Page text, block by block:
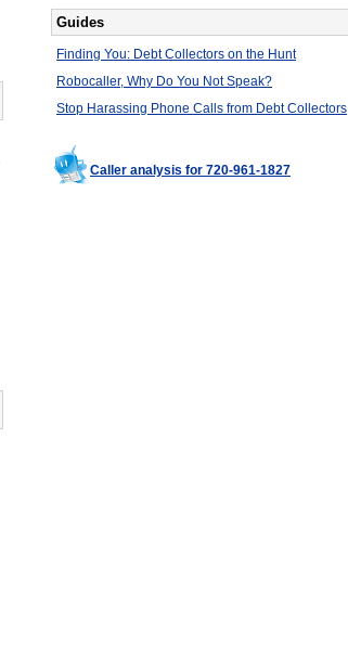
Guides
Finding You: Debt Collectors on the Hunt
Robocaller, Why Do You Not Speak?
Stop Harassing Phone Calls from Debt Collectors
Caller analysis for 720-961-1827